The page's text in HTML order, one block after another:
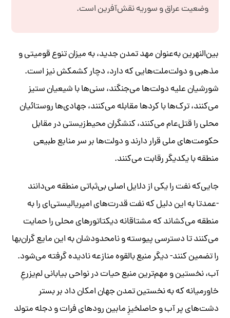
وضعیت عراق و سوریه نقش‌آفرین است.
بین‌النهرین به‌عنوان مهد تمدن جدید، به میزان تنوع قومیتی و
مذهبی و دولت‌ملت‌هایی که دارد، دچار کشمکش نیز است.
شورشیان علیه دولت‌ها می‌جنگند، سنی‌ها با شیعیان ستیز
می‌کنند، ترک‌ها با کردها مقابله می‌کنند، جهادی‌ها روستائیان
محلی را قتل‌عام می‌کنند، کنشگران محیط‌زیستی در مقابل
حکومت‌های ملی قرار دارند و دولت‌ها بر سر منابع طبیعی
منطقه با یکدیگر رقابت می‌کنند.
جایی‌که نفت را یکی از دلایل اصلی بی‌ثباتی منطقه می‌دانند
-عمدتا به این دلیل که نفت قدرت‌های امپریالیستی‌ای را به
منطقه می‌کشاند که مشتاقانه دیکتاتورهای محلی را حمایت
می‌کنند تا دسترسی پیوسته و نامحدودشان به این مایع گران‌بها
را تضمین کنند- دیگر منبع بالقوه منازعه نادیده گرفته می‌شود.
آب، نخستین و مهم‌ترین منبع حیات در نواحی بیابانی لم‌یزرعِ
خاورمیانه که به نخستین تمدن جهان امکان داد بر بستر
دشت‌های پر آب و حاصلخیزِ مابین رودهای فرات و دجله متولد